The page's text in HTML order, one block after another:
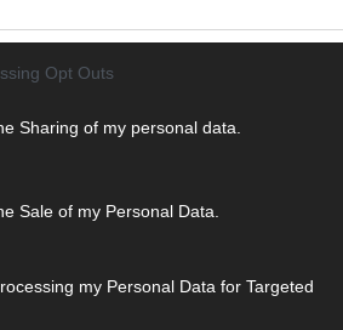
Opt Outs
Sharing of my personal data.
Sale of my Personal Data.
my Personal Data for Targeted
Private Endpoints i
ukryć usługi PaaS
bazy danych, konta storage czy
restrykcyjnych regułach firewalla - to
zacząć z LLM-ami w